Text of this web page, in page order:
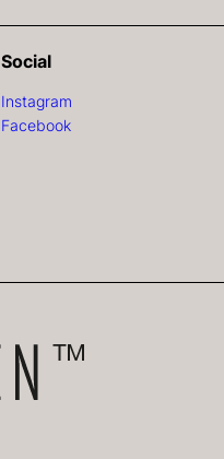
Social
Instagram
Facebook